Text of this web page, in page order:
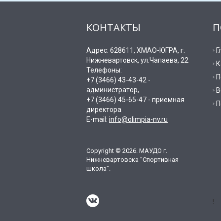
КОНТАКТЫ
Адрес: 628611, ХМАО-ЮГРА, г.
Нижневартовск, ул.Чапаева, 22
Телефоны:
+7 (3466) 43-43-42 -
администратор,
+7 (3466) 45-65-47 - приемная
директора
E-mail:info@olimpia-nv.ru
Copyright © 2026. МАУДО г.
Нижневартовска "Спортивная
школа".
!